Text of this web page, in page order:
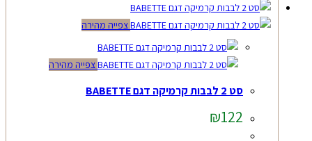
צפייה מהירה
צפייה מהירה
סט 2 לבבות קרמיקה דגם BABETTE
₪122